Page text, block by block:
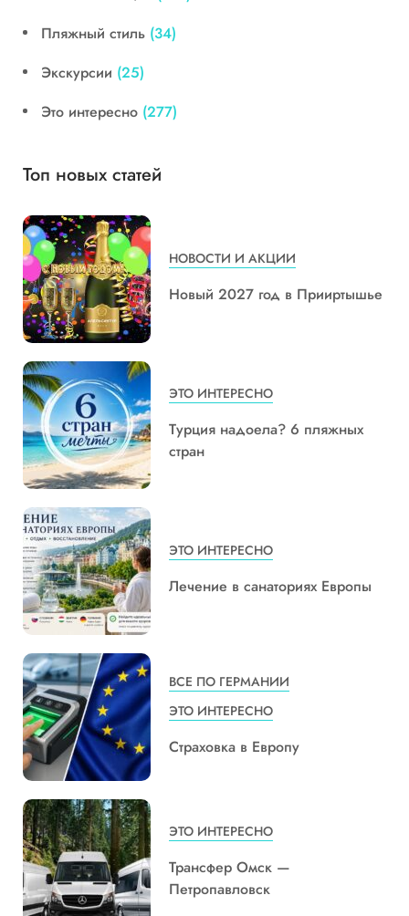
Пляжный стиль (34)
Экскурсии (25)
Это интересно (277)
Топ новых статей
НОВОСТИ И АКЦИИ
Новый 2027 год в Прииртышье
ЭТО ИНТЕРЕСНО
Турция надоела? 6 пляжных
стран
ЭТО ИНТЕРЕСНО
Лечение в санаториях Европы
ВСЕ ПО ГЕРМАНИИ
ЭТО ИНТЕРЕСНО
Страховка в Европу
ЭТО ИНТЕРЕСНО
Трансфер Омск —
Петропавловск